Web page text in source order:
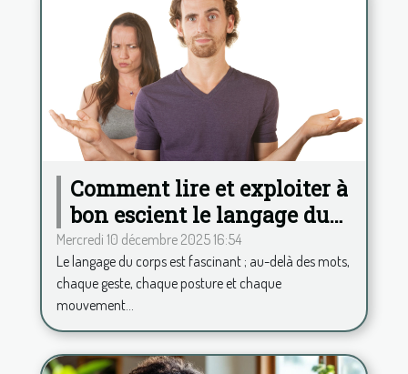
Comment lire et exploiter à
bon escient le langage du
corps ?
Mercredi 10 décembre 2025 16:54
Le langage du corps est fascinant ; au-delà des mots,
chaque geste, chaque posture et chaque
mouvement...